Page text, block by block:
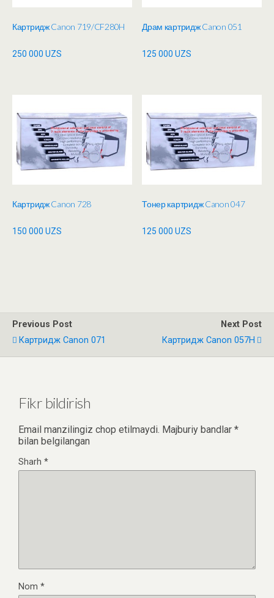
Картридж Canon 719/CF280H
250 000 UZS
Драм картридж Canon 051
125 000UZS
Картридж Canon 728
150 000 UZS
Тонер картридж Canon 047
125 000UZS
Previous Post
Картридж Canon 071
Next Post
Картридж Canon 057Н
Fikr bildirish
Email manzilingiz chop etilmaydi. Majburiy bandlar *
bilan belgilangan
Sharh *
Nom *